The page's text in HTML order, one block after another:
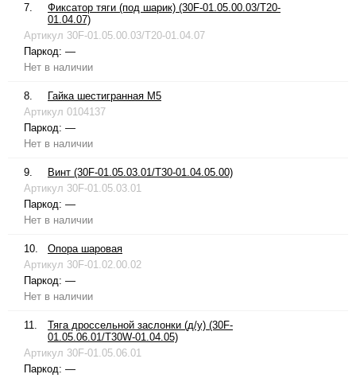
7.
Фиксатор тяги (под шарик) (30F-01.05.00.03/T20-
01.04.07)
Артикул 30F-01.05.00.03/T20-01.04.07
Паркод: —
Нет в наличии
8.
Гайка шестигранная М5
Артикул 0104137
Паркод: —
Нет в наличии
9.
Винт (30F-01.05.03.01/T30-01.04.05.00)
Артикул 30F-01.05.03.01
Паркод: —
Нет в наличии
10.
Опора шаровая
Артикул 30F-01.02.00.02
Паркод: —
Нет в наличии
11.
Тяга дроссельной заслонки (д/у) (30F-
01.05.06.01/T30W-01.04.05)
Артикул 30F-01.05.06.01
Паркод: —